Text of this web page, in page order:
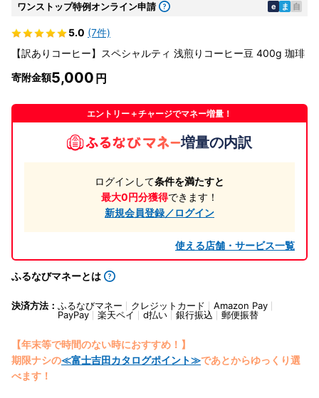
ワンストップ特例オンライン申請 e ま 自
5.0 (7件)
【訳ありコーヒー】スペシャルティ 浅煎りコーヒー豆 400g 珈琲
寄附金額5,000
エントリー＋チャージでマネー増量！
増量の内訳
ログインして条件を満たすと
最大0円分獲得できます！
新規会員登録／ログイン
使える店舗・サービス一覧
ふるなびマネーとは
決済方法： ふるなびマネー クレジットカード
Amazon Pay
PayPay
楽天ペイ d払い 銀行振込 郵便振替
【年末等で時間のない時におすすめ！】
期限ナシの≪富士吉田カタログポイント≫であとからゆっくり選
べます！